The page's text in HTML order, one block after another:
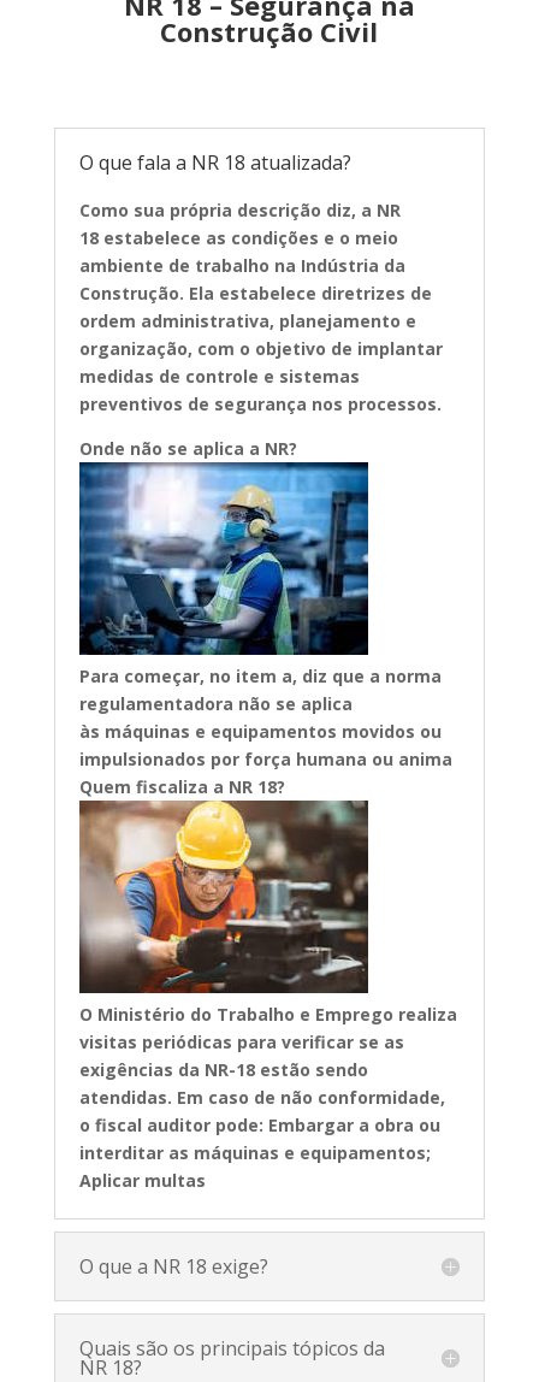
Construção Civil
O que fala a NR 18 atualizada?
Como sua própria descrição diz, a NR
18 estabelece as condições e o meio
ambiente de trabalho na Indústria da
Construção. Ela estabelece diretrizes de
ordem administrativa, planejamento e
organização, com o objetivo de implantar
medidas de controle e sistemas
preventivos de segurança nos processos.
Onde não se aplica a NR?
Para começar, no item a, diz que a norma
regulamentadora não se aplica
às máquinas e equipamentos movidos ou
impulsionados por força humana ou anima
Quem fiscaliza a NR 18?
O Ministério do Trabalho e Emprego realiza
visitas periódicas para verificar se as
exigências da NR-18 estão sendo
atendidas. Em caso de não conformidade,
o fiscal auditor pode: Embargar a obra ou
interditar as máquinas e equipamentos;
Aplicar multas
O que a NR 18 exige?
Quais são os principais tópicos da
NR 18?